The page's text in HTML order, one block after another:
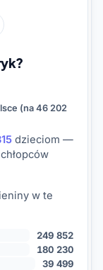
(na 46 202
dzieciom —
w te
249 852
180 230
39 499